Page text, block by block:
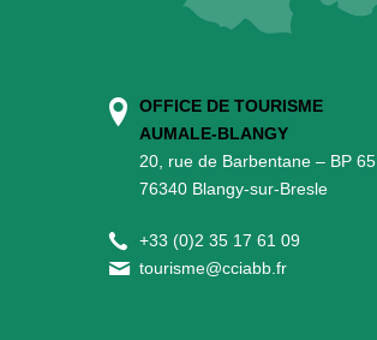
OFFICE DE TOURISME
AUMALE-BLANGY
20, rue de Barbentane – BP 65
76340 Blangy-sur-Bresle
+33 (0)2 35 17 61 09
tourisme@cciabb.fr